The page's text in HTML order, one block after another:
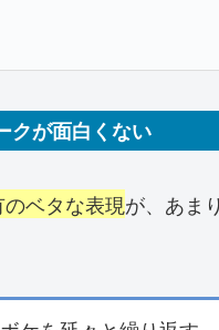
が面白くない
ベタな表現が、あま